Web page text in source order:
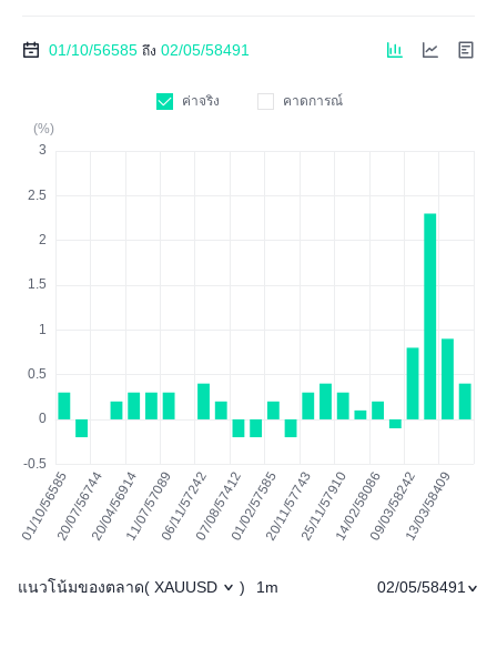
01/10/56585 ถึง 02/05/58491
ค่าจริง
คาดการณ์
(%)
แนวโน้มของตลาด( XAUUSD ) 1m 02/05/58491